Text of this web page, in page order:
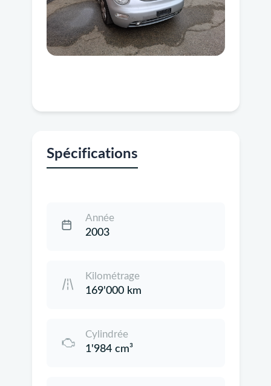
Spécifications
Année
2003
Kilométrage
169'000 km
Cylindrée
1'984 cm³